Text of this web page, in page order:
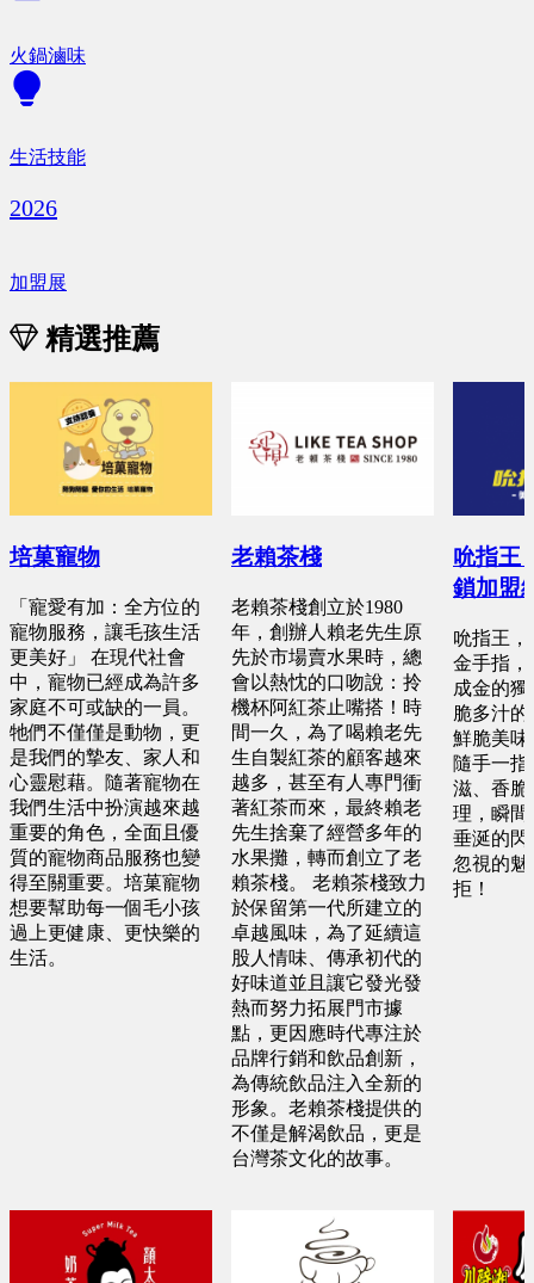
火鍋滷味
生活技能
2026
加盟展
精選推薦
培菓寵物
「寵愛有加：全方位的
寵物服務，讓毛孩生活
更美好」 在現代社會
中，寵物已經成為許多
家庭不可或缺的一員。
牠們不僅僅是動物，更
是我們的摯友、家人和
心靈慰藉。隨著寵物在
我們生活中扮演越來越
重要的角色，全面且優
質的寵物商品服務也變
得至關重要。培菓寵物
想要幫助每一個毛小孩
過上更健康、更快樂的
生活。
老賴茶棧
老賴茶棧創立於1980
年，創辦人賴老先生原
先於市場賣水果時，總
會以熱忱的口吻說：拎
機杯阿紅茶止嘴搭！時
間一久，為了喝賴老先
生自製紅茶的顧客越來
越多，甚至有人專門衝
著紅茶而來，最終賴老
先生捨棄了經營多年的
水果攤，轉而創立了老
賴茶棧。 老賴茶棧致力
於保留第一代所建立的
卓越風味，為了延續這
股人情味、傳承初代的
好味道並且讓它發光發
熱而努力拓展門市據
點，更因應時代專注於
品牌行銷和飲品創新，
為傳統飲品注入全新的
形象。老賴茶棧提供的
不僅是解渴飲品，更是
台灣茶文化的故事。
吮指王
鎖加盟
吮指王
金手指，
成金的
脆多汁
鮮脆美味
隨手一
滋、香脆
理，瞬間
垂涎的閃
忽視的
拒！